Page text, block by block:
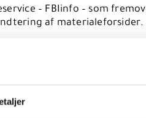
– FBIinfo – som
af materialeforsider.